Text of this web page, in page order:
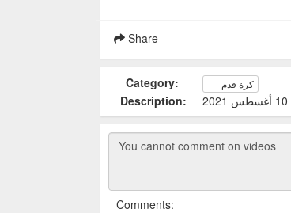
Share
Category: كرة قدم
Description:
Comments: